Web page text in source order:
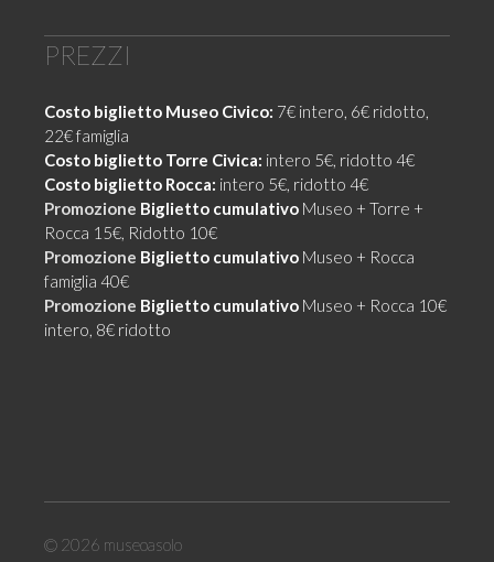
PREZZI
Costo biglietto Museo Civico: 7€ intero, 6€ ridotto,
22€ famiglia
Costo biglietto Torre Civica: intero 5€, ridotto 4€
Costo biglietto Rocca: intero 5€, ridotto 4€
Promozione Biglietto cumulativo Museo + Torre +
Rocca 15€, Ridotto 10€
Promozione Biglietto cumulativo Museo + Rocca
famiglia 40€
Promozione Biglietto cumulativo Museo + Rocca 10€
intero, 8€ ridotto
© 2026 museoasolo